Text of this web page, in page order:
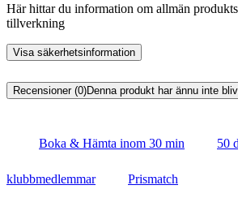
Här hittar du information om allmän
tillverkning
Visa säkerhetsinformation
Recensioner (0)Denna produkt har ännu inte
Boka & Hämta inom 30 min 50
klubbmedlemmar Prismatch